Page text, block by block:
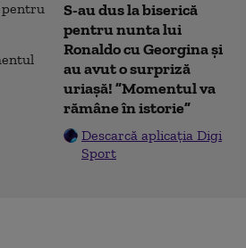
S-au dus la biserică
pentru nunta lui
Ronaldo cu Georgina și
au avut o surpriză
uriașă! ”Momentul va
rămâne în istorie”
Descarcă aplicația Digi
Sport